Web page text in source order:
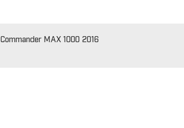
Commander MAX 1000 2016